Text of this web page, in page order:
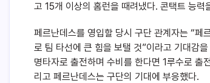
고 15개 이상의 홈런을 때려냈다. 콘택트 능
페르난데스를 영입할 당시 구단 관계자는 “
로 팀 타선에 큰 힘을 보탤 것”이라고 기대감
명타자로 출전하며 수비를 한다면 1루수로 출
리고 페르난데스는 구단의 기대에 부응했다.